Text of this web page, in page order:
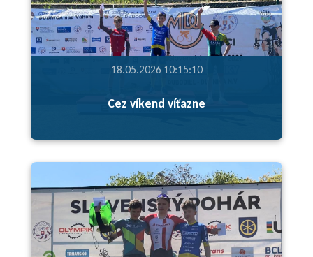
18.05.2026 10:15:10
Cez víkend víťazne